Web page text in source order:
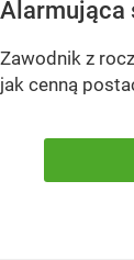
Alarmująca
Zawodnik z
jak cenną